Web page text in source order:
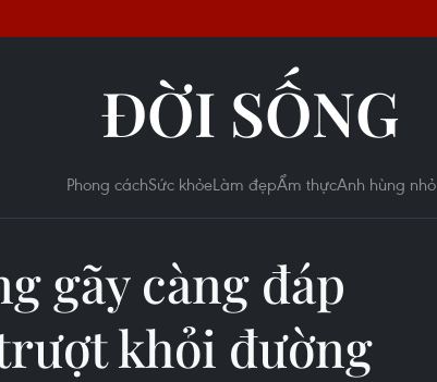
ĐỜI SỐNG
Phong cáchSức khỏeLàm đẹpẨm thựcAnh hùng nhỏ
gãy càng đáp
khỏi đường